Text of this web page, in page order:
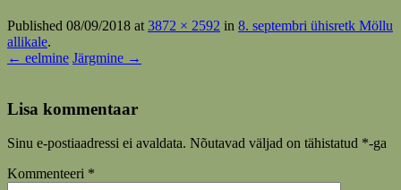
Published 08/09/2018 at 3872 × 2592 in 8. septembri ühisretk Möllu
allikale.
← eelmine Järgmine →
Lisa kommentaar
Sinu e-postiaadressi ei avaldata. Nõutavad väljad on tähistatud *-ga
Kommenteeri *